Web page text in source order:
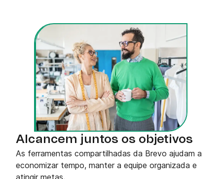
Alcancem juntos os objetivos
As ferramentas compartilhadas da Brevo ajudam a
economizar tempo, manter a equipe organizada e
atingir metas.